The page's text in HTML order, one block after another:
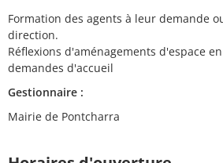
Formation des agents à leur demande
direction.
Réflexions d'aménagements d'espace
demandes d'accueil
Gestionnaire :
Mairie de Pontcharra